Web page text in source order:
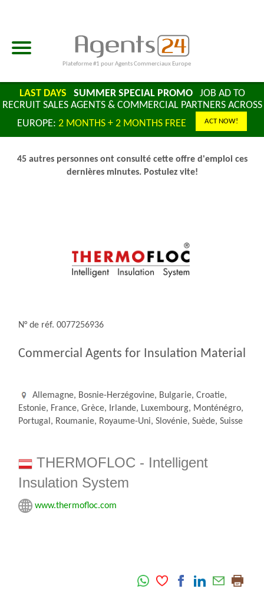
Plateforme #1 pour Agents Commerciaux Europe
LAST DAYS SUMMER SPECIAL PROMOJOB AD TO
RECRUIT SALES AGENTS & COMMERCIAL PARTNERS ACROSS
EUROPE: 2 MONTHS + 2 MONTHS FREE ACT NOW!
45 autres personnes ont consulté cette offre d'emploi ces
dernières minutes. Postulez vite!
N° de réf. 0077256936
Commercial Agents for Insulation Material
Allemagne, Bosnie-Herzégovine, Bulgarie, Croatie,
Estonie, France, Grèce, Irlande, Luxembourg, Monténégro,
Portugal, Roumanie, Royaume-Uni, Slovénie, Suède, Suisse
THERMOFLOC - Intelligent
Insulation System
www.thermofloc.com